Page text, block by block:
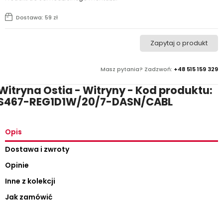
Masz pytania? Zadzwoń: +48 515 159 329
Zapytaj o produkt
Dostawa: 59 zł
Ostia - Witryny - Kod produktu:
REG1D1W/20/7-DASN/CABL
Opis
Dostawa i zwroty
Opinie
Inne z kolekcji
Jak zamówić